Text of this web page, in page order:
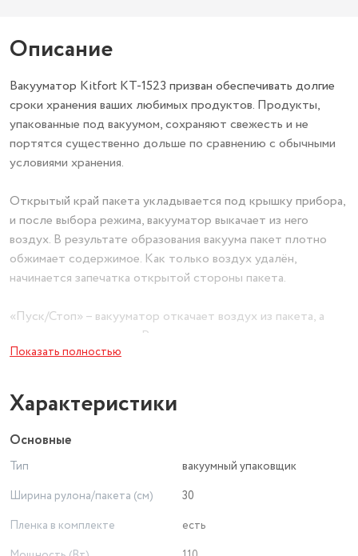
Описание
Вакууматор Kitfort КТ-1523 призван обеспечивать долгие
сроки хранения ваших любимых продуктов. Продукты,
упакованные под вакуумом, сохраняют свежесть и не
портятся существенно дольше по сравнению с обычными
условиями хранения.
Открытый край пакета укладывается под крышку прибора,
и после выбора режима, вакууматор выкачает из него
воздух. В результате образования вакуума пакет плотно
обжимает содержимое. Как только воздух удалён,
начинается запечатка открытой стороны пакета.
«Пуск/Стоп» – вакууматор откачает воздух из пакета, а
затем запечатает его; «Режим» - для сухих или влажных
продуктов; «Насос» - установка нормального или низкого
запаяет пакет без вакуумирования.
С помощью кнопки «Насос» – выберите режим «Турбо», с
бережной упаковки мягких, сминающихся продуктов,
которые могут повредиться при обычной откачке воздуха.
У вакууматора внутри находится фитинг для
подсоединения шланга, с помощью которого можно
Показать полностью
Характеристики
Основные
Тип
вакуумный упаковщик
Ширина рулона/пакета (см)
30
Пленка в комплекте
есть